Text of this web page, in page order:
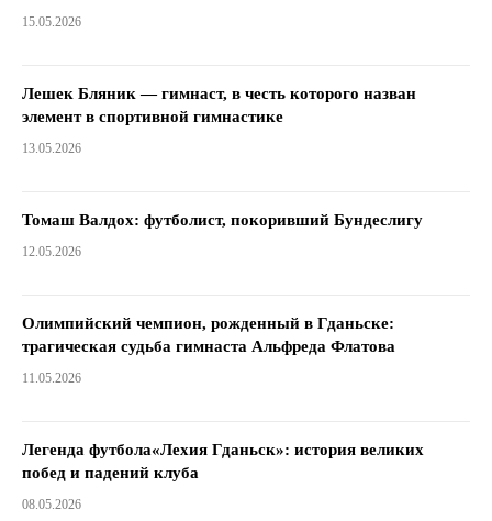
15.05.2026
Лешек Бляник — гимнаст, в честь которого назван
элемент в спортивной гимнастике
13.05.2026
Томаш Валдох: футболист, покоривший Бундеслигу
12.05.2026
Олимпийский чемпион, рожденный в Гданьске:
трагическая судьба гимнаста Альфреда Флатова
11.05.2026
Легенда футбола«Лехия Гданьск»: история великих
побед и падений клуба
08.05.2026